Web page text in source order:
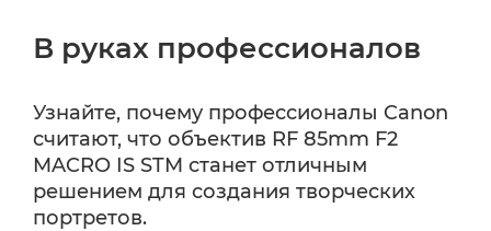
В руках профессионалов
Узнайте, почему профессионалы Canon
считают, что объектив RF 85mm F2
MACRO IS STM станет отличным
решением для создания творческих
портретов.